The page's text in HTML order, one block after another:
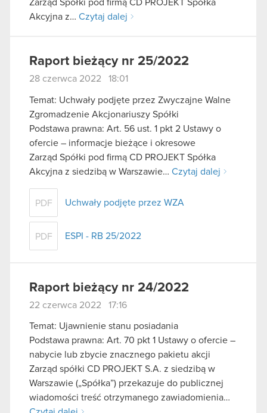
Zarząd Spółki pod firmą CD PROJEKT Spółka
Akcyjna z… Czytaj dalej
Raport bieżący nr 25/2022
28 czerwca 2022 18:01
Temat: Uchwały podjęte przez Zwyczajne Walne
Zgromadzenie Akcjonariuszy Spółki
Podstawa prawna: Art. 56 ust. 1 pkt 2 Ustawy o
ofercie – informacje bieżące i okresowe
Zarząd Spółki pod firmą CD PROJEKT Spółka
Akcyjna z siedzibą w Warszawie… Czytaj dalej
PDF Uchwały podjęte przez WZA
PDF ESPI - RB 25/2022
Raport bieżący nr 24/2022
22 czerwca 2022 17:16
Temat: Ujawnienie stanu posiadania
Podstawa prawna: Art. 70 pkt 1 Ustawy o ofercie –
nabycie lub zbycie znacznego pakietu akcji
Zarząd spółki CD PROJEKT S.A. z siedzibą w
Warszawie („Spółka”) przekazuje do publicznej
wiadomości treść otrzymanego zawiadomienia…